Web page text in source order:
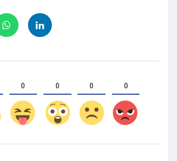
0 0 0 0